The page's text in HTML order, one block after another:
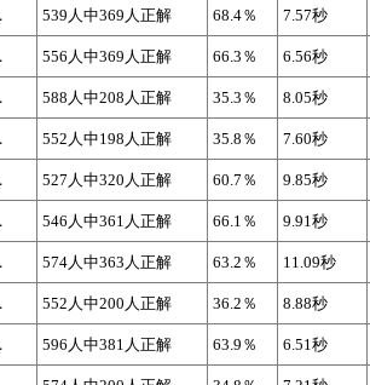
539人中369人正解 68.4％ 7.57秒
556人中369人正解 66.3％ 6.56秒
588人中208人正解 35.3％ 8.05秒
552人中198人正解 35.8％ 7.60秒
527人中320人正解 60.7％ 9.85秒
546人中361人正解 66.1％ 9.91秒
574人中363人正解 63.2％ 11.09秒
552人中200人正解 36.2％ 8.88秒
596人中381人正解 63.9％ 6.51秒